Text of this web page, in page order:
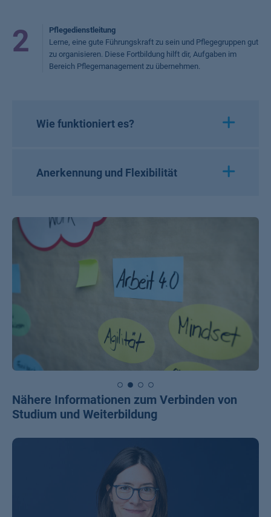
2
Pflegedienstleitung
Lerne, eine gute Führungskraft zu sein und Pflegegruppen gut
zu organisieren. Diese Fortbildung hilft dir, Aufgaben im
Bereich Pflegemanagement zu übernehmen.
Wie funktioniert es?
Anerkennung und Flexibilität
Nähere Informationen zum Verbinden von
Studium und Weiterbildung